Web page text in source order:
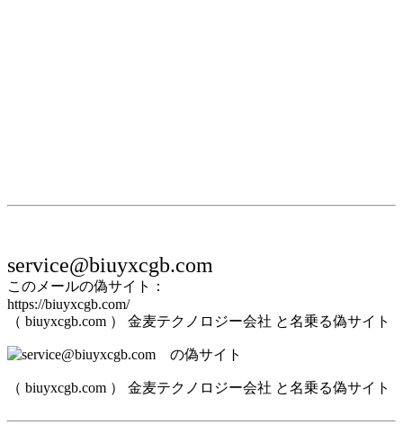
service@biuyxcgb.com
このメールの偽サイト：
https://biuyxcgb.com/
（ biuyxcgb.com ） 金麦テクノロジー会社 と名乗る偽サイト
（ biuyxcgb.com ） 金麦テクノロジー会社 と名乗る偽サイト